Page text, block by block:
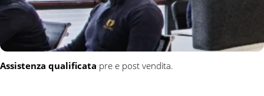
Assistenza qualificata pre e post vendita.